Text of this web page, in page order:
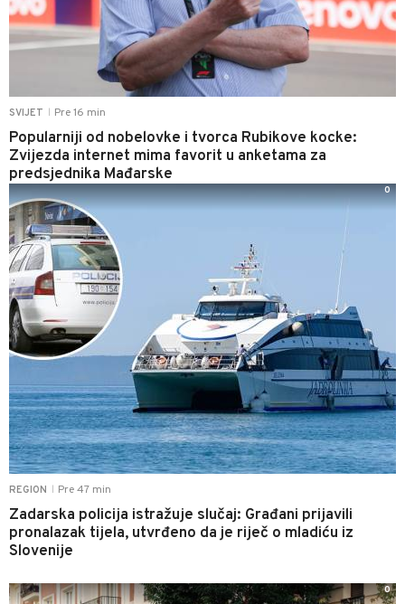
SVIJET Pre 16 min
Popularniji od nobelovke i tvorca Rubikove kocke:
Zvijezda internet mima favorit u anketama za
predsjednika Mađarske
REGION Pre 47 min
Zadarska policija istražuje slučaj: Građani prijavili
pronalazak tijela, utvrđeno da je riječ o mladiću iz
Slovenije
0
0